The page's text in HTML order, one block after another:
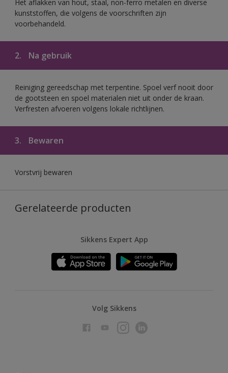
Het aflakken van hout, staal, non-ferro metalen en diverse
kunststoffen, die volgens de voorschriften zijn
voorbehandeld.
2. Na gebruik
Reiniging gereedschap met terpentine. Spoel verf nooit door
de gootsteen en spoel materialen niet uit onder de kraan.
Verfresten afvoeren volgens lokale richtlijnen.
3. Bewaren
Vorstvrij bewaren
Gerelateerde producten
Sikkens Expert App
Volg Sikkens